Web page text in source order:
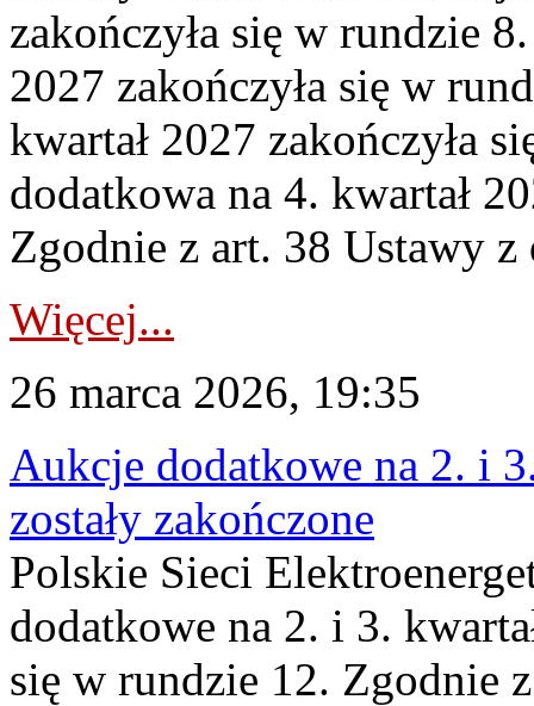
zakończyła się w rundzie
2027 zakończyła się w
kwartał 2027 zakończyła
dodatkowa na 4. kwartał
Zgodnie z art. 38 Ustawy
Więcej...
26 marca 2026, 19:35
Aukcje dodatkowe na 2. i
zostały zakończone
Polskie Sieci
dodatkowe na 2. i 3.
się w rundzie 12. Zgodnie